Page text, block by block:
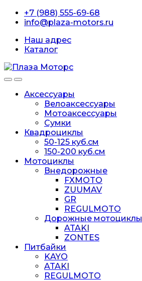
Перейти
перейти+7 (988) 555-69-68
info@plaza-motors.ru
Наш адрес
Каталог
Аксессуары
Велоаксессуары
Мотоаксессуары
Сумки
Квадроциклы
50-125 куб.см
150-200 куб.см
Мотоциклы
Внедорожные
FXMOTO
ZUUMAV
GR
REGULMOTO
Дорожные мотоциклы
ATAKI
ZONTES
Питбайки
KAYO
ATAKI
REGULMOTO